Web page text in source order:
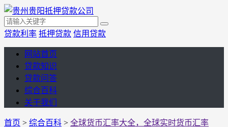
贷款利率 抵押贷款 信用贷款
网站首页
贷款知识
贷款问答
综合百科
关于我们
首页 > 综合百科 > 全球货币汇率大全，全球实时货币汇率